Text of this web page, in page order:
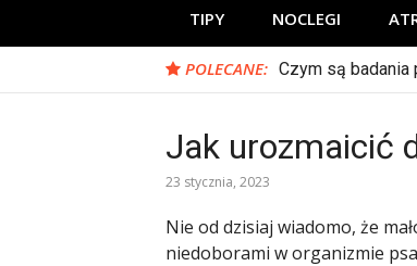
TIPY NOCLEGI
POLECANE: Czym są badania
Jak urozmaicić
23 stycznia, 2023
Nie od dzisiaj wiadomo, że
niedoborami w organizmie